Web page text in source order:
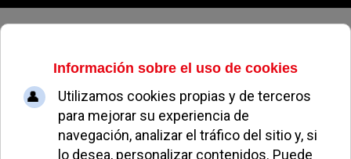
Sábado, 08 de agosto de 2026
El triunfo de La Lira
FÉLIX ALBA COLABORACIONES 07 JULIO 2010